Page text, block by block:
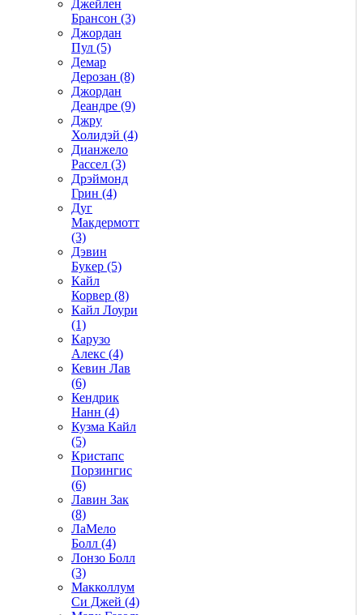
Джейлен
Брансон (3)
Джордан
Пул (5)
Демар
Дерозан (8)
Джордан
Деандре (9)
Джру
Холидэй (4)
Дианжело
Рассел (3)
Дрэймонд
Грин (4)
Дуг
Макдермотт
(3)
Дэвин
Букер (5)
Кайл
Корвер (8)
Кайл Лоури
(1)
Карузо
Алекс (4)
Кевин Лав
(6)
Кендрик
Нанн (4)
Кузма Кайл
(5)
Кристапс
Порзингис
(6)
Лавин Зак
(8)
ЛаМело
Болл (4)
Лонзо Болл
(3)
Макколлум
Си Джей (4)